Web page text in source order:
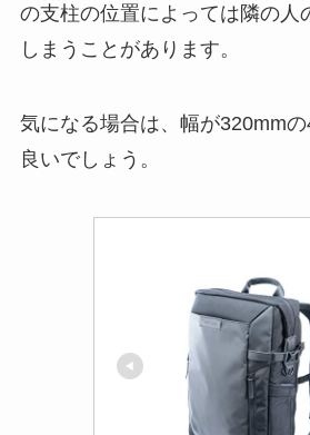
の支柱の位置によっては隣の人
しまうことがあります。
気になる場合は、幅が320mm
良いでしょう。